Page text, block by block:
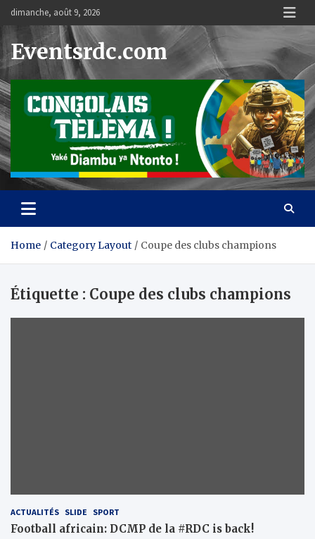
Skip
content
dimanche, août 9, 2026
Eventsrdc.com
Home Category Layout Coupe des clubs champions
Étiquette : Coupe des clubs champions
ACTUALITÉS SLIDE SPORT
Football africain: DCMP de la #RDC is back!